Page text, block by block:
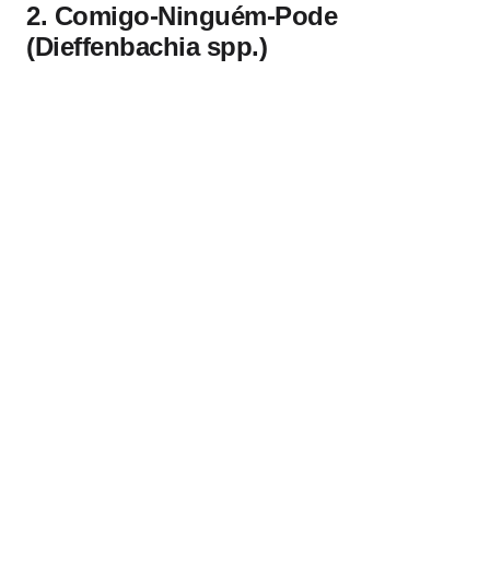
2. Comigo-Ninguém-Pode
(Dieffenbachia spp.)